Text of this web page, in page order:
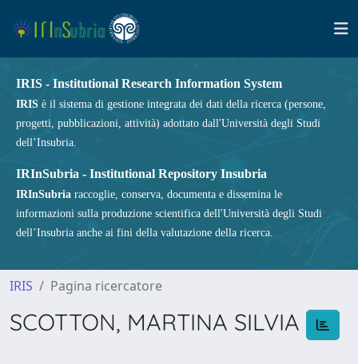
IRIS - Institutional Research Information System
IRIS è il sistema di gestione integrata dei dati della ricerca (persone,
progetti, pubblicazioni, attività) adottato dall'Università degli Studi
dell’Insubria.
IRInSubria - Institutional Repository Insubria
IRInSubria raccoglie, conserva, documenta e dissemina le
informazioni sulla produzione scientifica dell'Università degli Studi
dell’Insubria anche ai fini della valutazione della ricerca.
IRIS Pagina ricercatore
SCOTTON, MARTINA SILVIA